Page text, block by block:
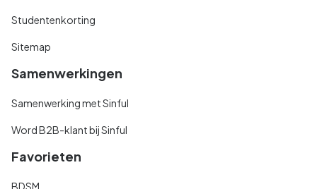
Studentenkorting
Sitemap
Samenwerkingen
Samenwerking met Sinful
Word B2B-klant bij Sinful
Favorieten
BDSM